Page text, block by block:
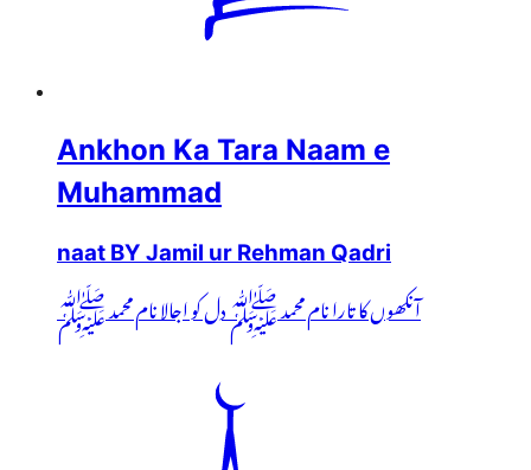
Ankhon Ka Tara Naam e
Muhammad
naat BY Jamil ur Rehman Qadri
آنکھوں کا تارا نام محمد ﷺ دل کو اجالا نام محمد ﷺ